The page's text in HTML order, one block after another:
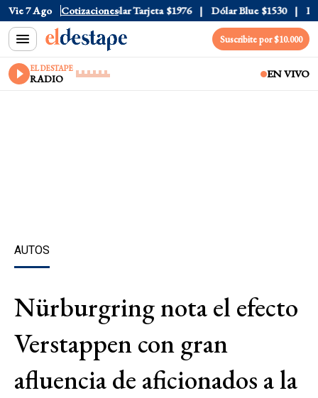
Vie 7 Ago Cotizaciones
Oficial $1520 Dólar Tarjeta $1976 Dólar Blue $1530
Suscribite por $10.000
EL DESTAPE
RADIO EN VIVO
AUTOS
Nürburgring nota el efecto
Verstappen con gran
afluencia de aficionados a la